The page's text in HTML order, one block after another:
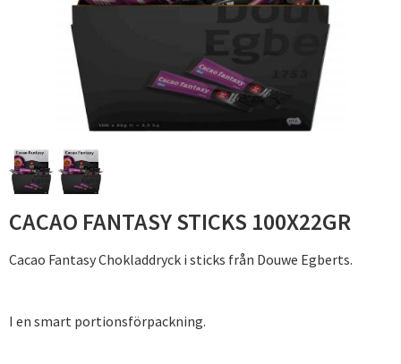
CACAO FANTASY STICKS 100X22GR
Cacao Fantasy Chokladdryck i sticks från Douwe Egberts.
I en smart portionsförpackning.